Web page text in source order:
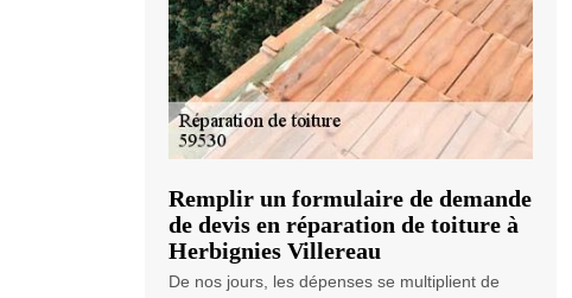
Remplir un formulaire de demande
de devis en réparation de toiture à
Herbignies Villereau
De nos jours, les dépenses se multiplient de